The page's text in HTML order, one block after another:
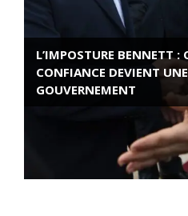
L’IMPOSTURE BENNETT :
CONFIANCE DEVIENT
GOUVERNEMENT
ROSE VALLAND, HEROÏNE